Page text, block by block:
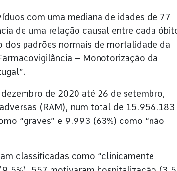
com uma mediana de idades de 77
de uma relação causal entre cada
padrões normais de mortalidade da
– Monotorização da
de 2020 até 26 de setembro,
(RAM), num total de 15.956.183
“graves” e 9.993 (63%) como “não
classificadas como “clinicamente